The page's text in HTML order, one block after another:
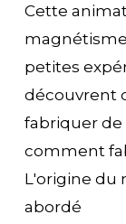
Cette
magnétisme
petites
découvrent
fabriquer de
comment
L'origine du
abordé